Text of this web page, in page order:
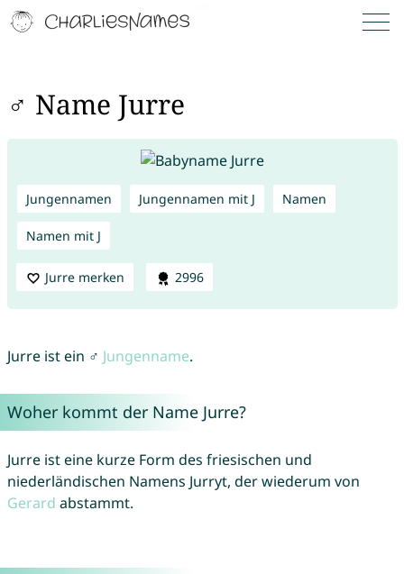
♂ Name Jurre
Jungennamen Jungennamen mit J Namen
Namen mit J
Jurre merken 2996
Jurre ist ein ♂ Jungenname.
Woher kommt der Name Jurre?
Jurre ist eine kurze Form des friesischen und
niederländischen Namens Jurryt, der wiederum von
Gerard abstammt.